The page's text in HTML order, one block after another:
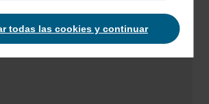
todas las cookies y continuar